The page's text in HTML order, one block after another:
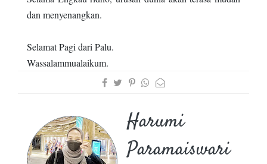
dan menyenangkan.
Selamat Pagi dari Palu.
Wassalammualaikum.
Harumi
Paramaiswari